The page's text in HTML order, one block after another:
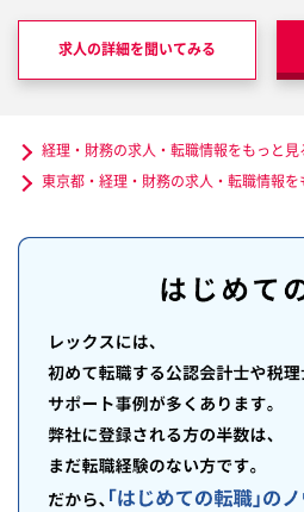
求人の詳細を聞いてみる
経理・財務の求人・転職情報をもっと見
東京都・経理・財務の求人・転職情報を